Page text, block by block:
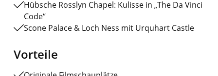
Hübsche Rosslyn Chapel: Kulisse in „The Da Vinci
Code“
Scone Palace & Loch Ness mit Urquhart Castle
Vorteile